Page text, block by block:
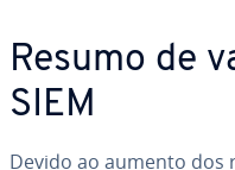
Resumo de
SIEM
Devido ao aumento dos